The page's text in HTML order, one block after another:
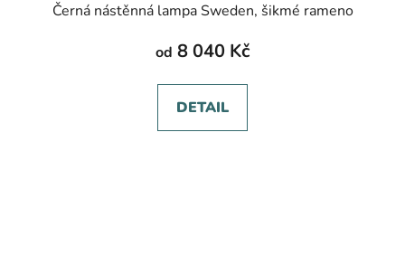
Černá nástěnná lampa Sweden, šikmé rameno
od 8 040 Kč
DETAIL